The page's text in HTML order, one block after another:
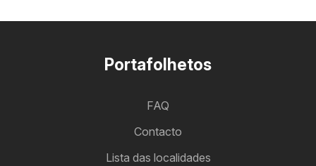
Portafolhetos
FAQ
Contacto
Lista das localidades